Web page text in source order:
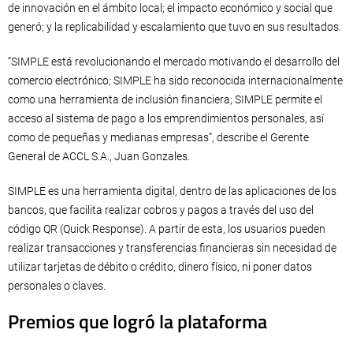
de innovación en el ámbito local; el impacto económico y social que
generó; y la replicabilidad y escalamiento que tuvo en sus resultados.
“SIMPLE está revolucionando el mercado motivando el desarrollo del
comercio electrónico; SIMPLE ha sido reconocida internacionalmente
como una herramienta de inclusión financiera; SIMPLE permite el
acceso al sistema de pago a los emprendimientos personales, así
como de pequeñas y medianas empresas”, describe el Gerente
General de ACCL S.A., Juan Gonzales.
SIMPLE es una herramienta digital, dentro de las aplicaciones de los
bancos, que facilita realizar cobros y pagos a través del uso del
código QR (Quick Response). A partir de esta, los usuarios pueden
realizar transacciones y transferencias financieras sin necesidad de
utilizar tarjetas de débito o crédito, dinero físico, ni poner datos
personales o claves.
Premios que logró la plataforma